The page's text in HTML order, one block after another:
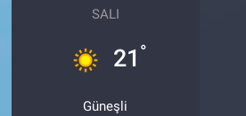
SALI
21 °
Güneşli